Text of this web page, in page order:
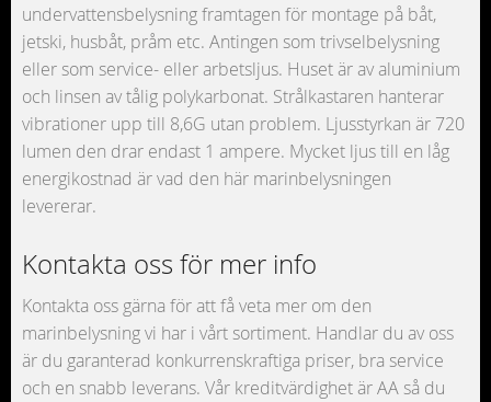
undervattensbelysning framtagen för montage på båt,
jetski, husbåt, pråm etc. Antingen som trivselbelysning
eller som service- eller arbetsljus. Huset är av aluminium
och linsen av tålig polykarbonat. Strålkastaren hanterar
vibrationer upp till 8,6G utan problem. Ljusstyrkan är 720
lumen den drar endast 1 ampere. Mycket ljus till en låg
energikostnad är vad den här marinbelysningen
levererar.
Kontakta oss för mer info
Kontakta oss gärna för att få veta mer om den
marinbelysning vi har i vårt sortiment. Handlar du av oss
är du garanterad konkurrenskraftiga priser, bra service
och en snabb leverans. Vår kreditvärdighet är AA så du